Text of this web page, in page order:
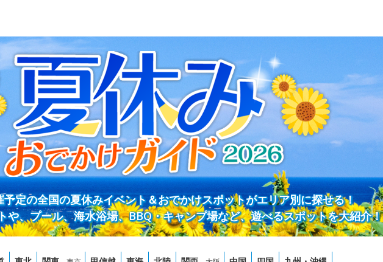
定の全国の夏休みイベント＆おでかけスポットがエリア別に探せる！
や、プール、海水浴場、BBQ・キャンプ場など、遊べるスポットを大紹介！